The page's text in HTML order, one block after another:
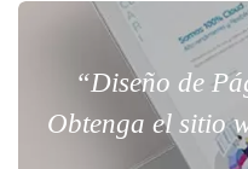
“Diseño de
Obtenga el sitio